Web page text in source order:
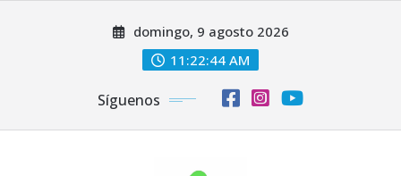
domingo, 9 agosto 2026
11:22:46 AM
Síguenos